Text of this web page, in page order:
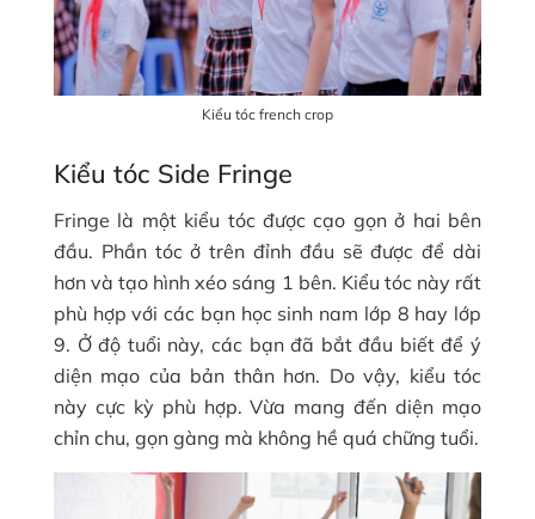
Kiểu tóc french crop
Kiểu tóc Side Fringe
Fringe là một kiểu tóc được cạo gọn ở hai bên
đầu. Phần tóc ở trên đỉnh đầu sẽ được để dài
hơn và tạo hình xéo sáng 1 bên. Kiểu tóc này rất
phù hợp với các bạn học sinh nam lớp 8 hay lớp
9. Ở độ tuổi này, các bạn đã bắt đầu biết để ý
diện mạo của bản thân hơn. Do vậy, kiểu tóc
này cực kỳ phù hợp. Vừa mang đến diện mạo
chỉn chu, gọn gàng mà không hề quá chững tuổi.